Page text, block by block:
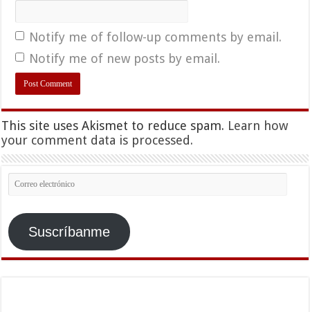
Notify me of follow-up comments by email.
Notify me of new posts by email.
This site uses Akismet to reduce spam. Learn how
your comment data is processed.
Correo
electrónico
Suscríbanme